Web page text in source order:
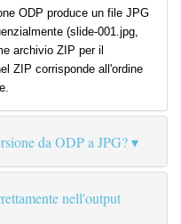
ODP produce un file JPG
(slide-001.jpg,
archivio ZIP per il
ZIP corrisponde all'ordine
da ODP a JPG?
nell'output